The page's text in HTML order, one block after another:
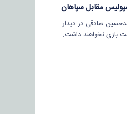
مقابل سپاهان
صادقی در دیدار
بازی نخواهند داشت.